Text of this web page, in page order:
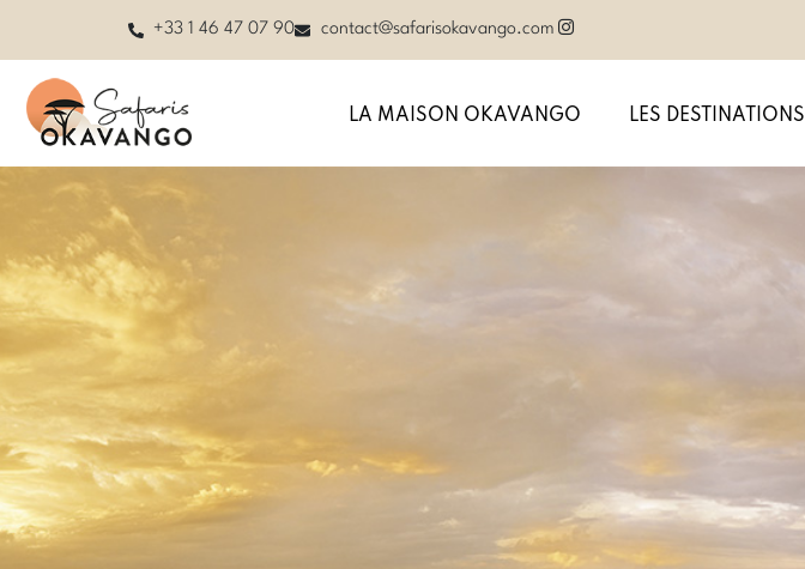
+33 1 46 47 07 90 contact@safarisokavango.com
LA MAISON OKAVANGO LES DESTINATIONS